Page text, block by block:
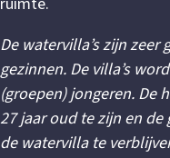
De watervilla’s zijn
gezinnen. De villa’s
(groepen) jongeren. De
27 jaar oud te zijn en
de watervilla te